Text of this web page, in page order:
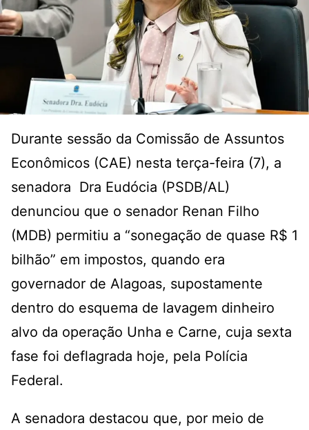
Durante sessão da Comissão de Assuntos
Econômicos (CAE) nesta terça-feira (7), a
senadora Dra Eudócia (PSDB/AL)
denunciou que o senador Renan Filho
(MDB) permitiu a “sonegação de quase R$ 1
bilhão” em impostos, quando era
governador de Alagoas, supostamente
dentro do esquema de lavagem dinheiro
alvo da operação Unha e Carne, cuja sexta
fase foi deflagrada hoje, pela Polícia
Federal.
A senadora destacou que, por meio de